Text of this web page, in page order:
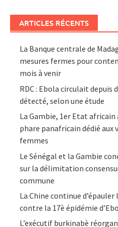
ARTICLES RÉCENTS
La Banque centrale de
mesures fermes pour
mois à venir
RDC : Ebola circulait depuis
détecté, selon une étude
La Gambie, 1er Etat
phare panafricain dédié aux
femmes
Le Sénégal et la Gambie
sur la délimitation
commune
La Chine continue d’épauler
contre la 17è épidémie
L’exécutif burkinabè